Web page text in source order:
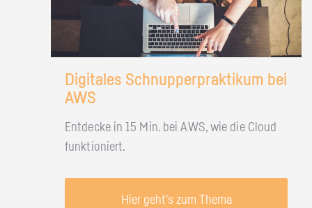
Digitales Schnupperpraktikum bei
AWS
Entdecke in 15 Min. bei AWS, wie die Cloud
funktioniert.
Hier geht's zum Thema